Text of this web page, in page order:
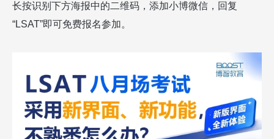
长按识别下方海报中的二维码，添加小博微信，回复
“LSAT”即可免费报名参加。